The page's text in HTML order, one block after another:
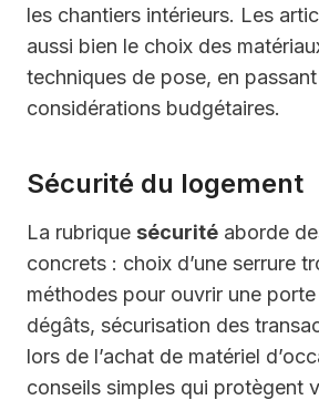
les chantiers intérieurs. Les
aussi bien le choix des
techniques de pose, en
considérations budgétaires.
Sécurité du logement
La rubrique sécurité aborde
concrets : choix d’une serrure
méthodes pour ouvrir une
dégâts, sécurisation des
lors de l’achat de matériel
conseils simples qui protègent